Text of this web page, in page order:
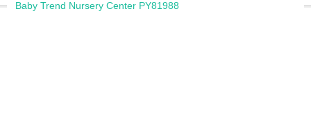
Baby Trend Nursery Center PY81988